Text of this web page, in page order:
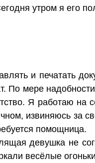
утром я его
и печатать
По мере
Я работаю на
извиняюсь за
помощница.
девушка не
весёлые